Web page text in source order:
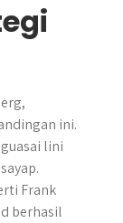
ini.
lini
Frank
berhasil